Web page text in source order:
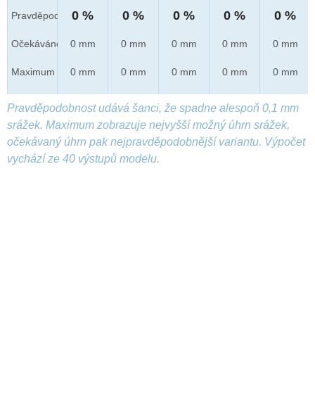
Pravděpod.
Očekáváno
Maximum
0 %
0 mm
0 mm
0 %
0 mm
0 mm
0 %
0 mm
0 mm
0 %
0 mm
0 mm
0 %
0 mm
0 mm
Pravděpodobnost udává šanci, že spadne alespoň 0,1 mm
srážek. Maximum zobrazuje nejvyšší možný úhrn srážek,
očekávaný úhrn pak nejpravděpodobnější variantu. Výpočet
vychází ze 40 výstupů modelu.